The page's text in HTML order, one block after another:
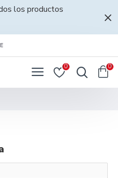
los productos
0 0